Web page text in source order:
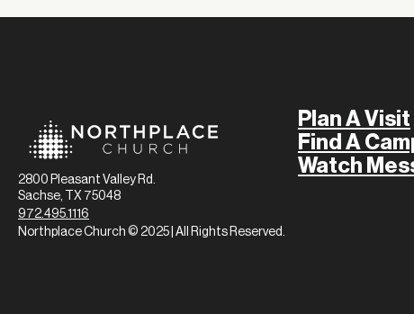
2800 Pleasant Valley Rd.
Sachse, TX 75048
972.495.1116
Plan A Visit
Find A
Watch
Northplace Church © 2025 | All Rights Reserved.